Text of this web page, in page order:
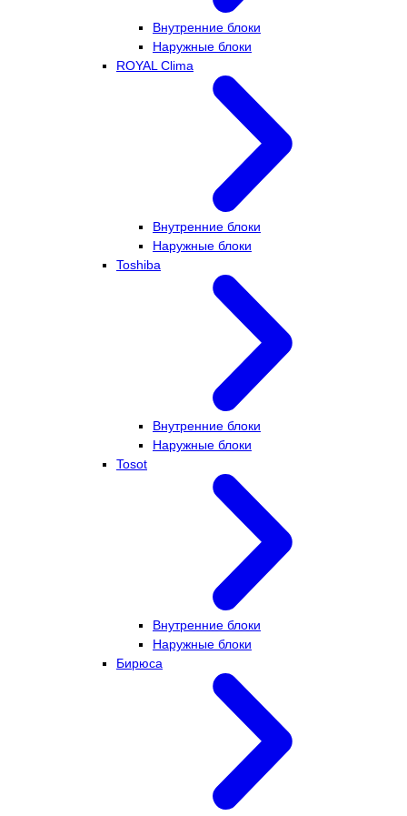
Внутренние блоки
Наружные блоки
ROYAL Clima
Внутренние блоки
Наружные блоки
Toshiba
Внутренние блоки
Наружные блоки
Tosot
Внутренние блоки
Наружные блоки
Бирюса